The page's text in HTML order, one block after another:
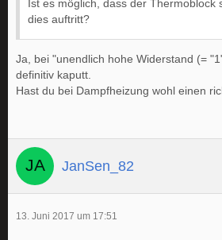
Ist es möglich, dass der Thermoblock
dies auftritt?
Ja, bei "unendlich hohe Widerstand (=
definitiv kaputt.
Hast du bei Dampfheizung wohl einen
JanSen_82
13. Juni 2017 um 17:51